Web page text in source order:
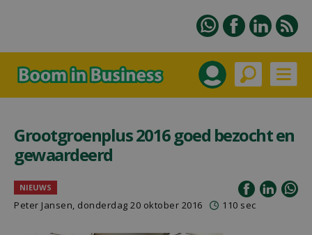
Grootgroenplus 2016 goed bezocht en
gewaardeerd
NIEUWS
Peter Jansen, donderdag 20 oktober 2016 110 sec